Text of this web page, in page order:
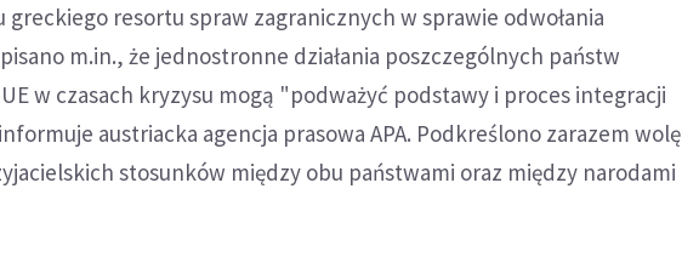
greckiego resortu spraw zagranicznych w sprawie odwołania
m.in., że jednostronne działania poszczególnych państw
w czasach kryzysu mogą "podważyć podstawy i proces integracji
austriacka agencja prasowa APA. Podkreślono zarazem wolę
stosunków między obu państwami oraz między narodami